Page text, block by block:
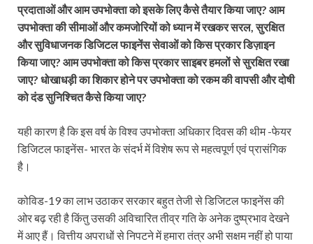
प्रदाताओं और आम उपभोक्ता को इसके लिए कैसे तैयार किया जाए? आम
उपभोक्ता की सीमाओं और कमजोरियों को ध्यान में रखकर सरल, सुरक्षित
और सुविधाजनक डिजिटल फाइनेंस सेवाओं को किस प्रकार डिज़ाइन
किया जाए? आम उपभोक्ता को किस प्रकार साइबर हमलों से सुरक्षित रखा
जाए? धोखाधड़ी का शिकार होने पर उपभोक्ता को रकम की वापसी और दोषी
को दंड सुनिश्चित कैसे किया जाए?
यही कारण है कि इस वर्ष के विश्व उपभोक्ता अधिकार दिवस की थीम -फेयर
डिजिटल फाइनेंस- भारत के संदर्भ में विशेष रूप से महत्वपूर्ण एवं प्रासंगिक
है।
कोविड-19 का लाभ उठाकर सरकार बहुत तेजी से डिजिटल फाइनेंस की
ओर बढ़ रही है किंतु उसकी अविचारित तीव्र गति के अनेक दुष्प्रभाव देखने
में आए हैं। वित्तीय अपराधों से निपटने में हमारा तंत्र अभी सक्षम नहीं हो पाया